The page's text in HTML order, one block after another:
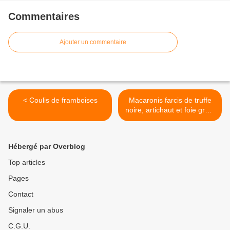
Commentaires
Ajouter un commentaire
< Coulis de framboises
Macaronis farcis de truffe
noire, artichaut et foie gras,
gratinés au vieux parmesan
Hébergé par Overblog
Top articles
Pages
Contact
Signaler un abus
C.G.U.